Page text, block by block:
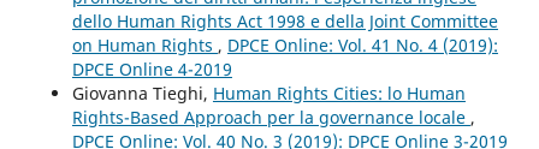
dello Human Rights Act 1998 e della Joint Committee
on Human Rights , DPCE Online: Vol. 41 No. 4 (2019):
DPCE Online 4-2019
Giovanna Tieghi, Human Rights Cities: lo Human
Rights-Based Approach per la governance locale ,
DPCE Online: Vol. 40 No. 3 (2019): DPCE Online 3-2019